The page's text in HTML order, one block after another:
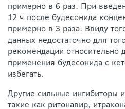
примерно в 6 раз. При
12 ч после будесонида
примерно в 3 раза. Ввиду
данных недостаточно для
рекомендации относительно
применения будесонида с
избегать.
Другие сильные ингибиторы
такие как ритонавир,